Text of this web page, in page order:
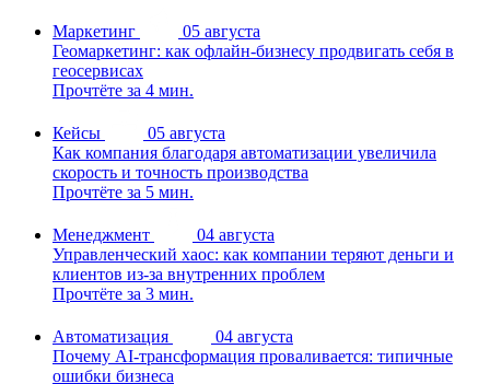
Маркетинг
05 августа
Геомаркетинг: как офлайн-бизнесу продвигать себя в
геосервисах
Прочтёте за 4 мин.
Кейсы
05 августа
Как компания благодаря автоматизации увеличила
скорость и точность производства
Прочтёте за 5 мин.
Менеджмент
04 августа
Управленческий хаос: как компании теряют деньги и
клиентов из-за внутренних проблем
Прочтёте за 3 мин.
Автоматизация
04 августа
Почему AI-трансформация проваливается: типичные
ошибки бизнеса